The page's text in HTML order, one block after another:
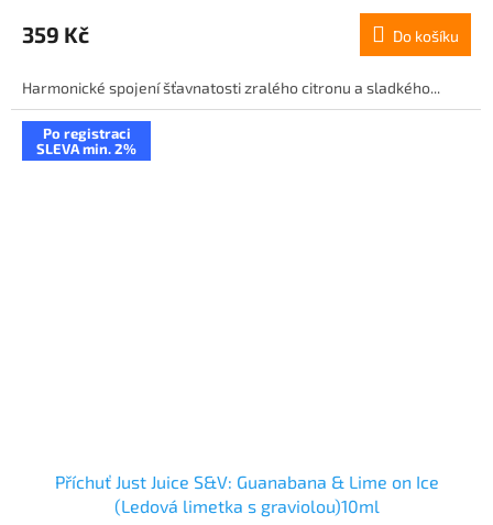
359 Kč Do košíku
Harmonické spojení šťavnatosti zralého citronu a sladkého...
Po registraci
SLEVA min. 2%
Příchuť Just Juice S&V: Guanabana & Lime on Ice
(Ledová limetka s graviolou)10ml